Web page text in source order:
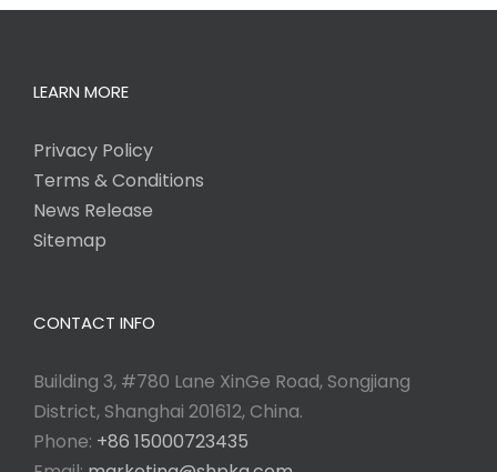
LEARN MORE
Privacy Policy
Terms & Conditions
News Release
Sitemap
CONTACT INFO
Building 3, #780 Lane XinGe Road, Songjiang
District, Shanghai 201612, China.
Phone: +86 15000723435